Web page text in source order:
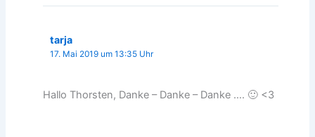
tarja
17. Mai 2019 um 13:35 Uhr
Hallo Thorsten, Danke – Danke – Danke …. 🙂 <3